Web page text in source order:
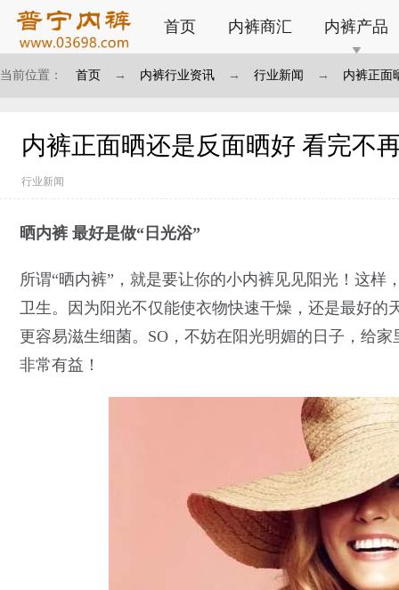
首页 内裤商汇 内裤产品
当前位置： 首页 → 内裤行业资讯 → 行业新闻 → 内裤正面
内裤正面晒还是反面晒好 看完不
行业新闻
晒内裤 最好是做“日光浴”
所谓“晒内裤”，就是要让你的小内裤见见阳光！这
卫生。因为阳光不仅能使衣物快速干燥，还是最好
更容易滋生细菌。SO，不妨在阳光明媚的日子，给
非常有益！